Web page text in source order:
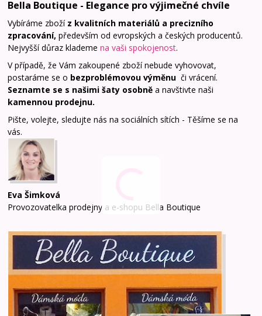
Bella Boutique - Elegance pro výjimečné chvíle
Vybíráme zboží z kvalitních materiálů a precizního
zpracování, především od evropských a českých producentů.
Nejvyšší důraz klademena vaši spokojenost.
V případě, že Vám zakoupené zboží nebude vyhovovat,
postaráme se o bezproblémovou výměnu či vrácení.
Seznamte se s našimi šaty osobně a navštivte naši
kamennou prodejnu.
Pište, volejte, sledujte nás na sociálních sítích - Těšíme se na
vás.
Eva Šimková
Provozovatelka prodejny a e-shopu Bella Boutique